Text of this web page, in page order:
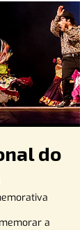
do
a